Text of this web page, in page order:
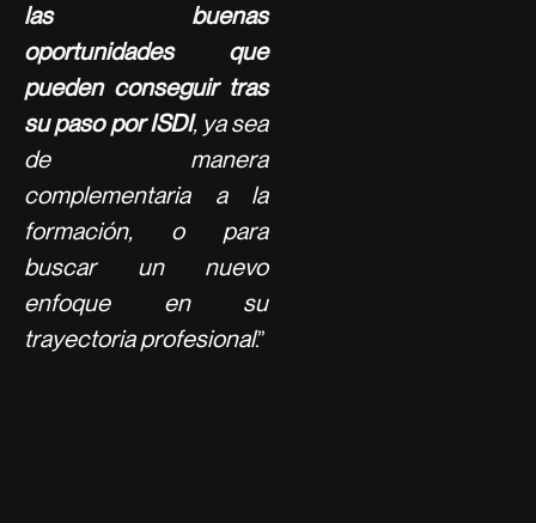
las buenas
oportunidades que
pueden conseguir tras
su paso por ISDI, ya sea
de manera
complementaria a la
formación, o para
buscar un nuevo
enfoque en su
trayectoria profesional.”